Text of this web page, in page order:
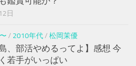
日
/ 2010年代/ 松岡茉優
、部活やめるってよ】感想 今
若手がいっぱい